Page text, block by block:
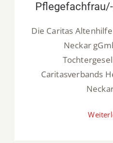
Die Caritas
Neckar
Caritasverbands